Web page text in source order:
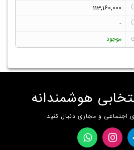
113,160,000
-
موجود
هوشمندانه
اجتماعی و مجازی دنبال کنید